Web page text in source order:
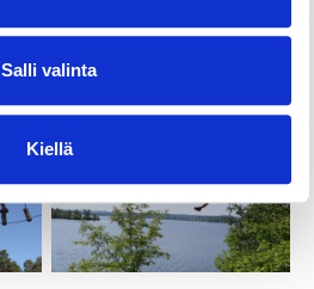
Salli valinta
Kiellä